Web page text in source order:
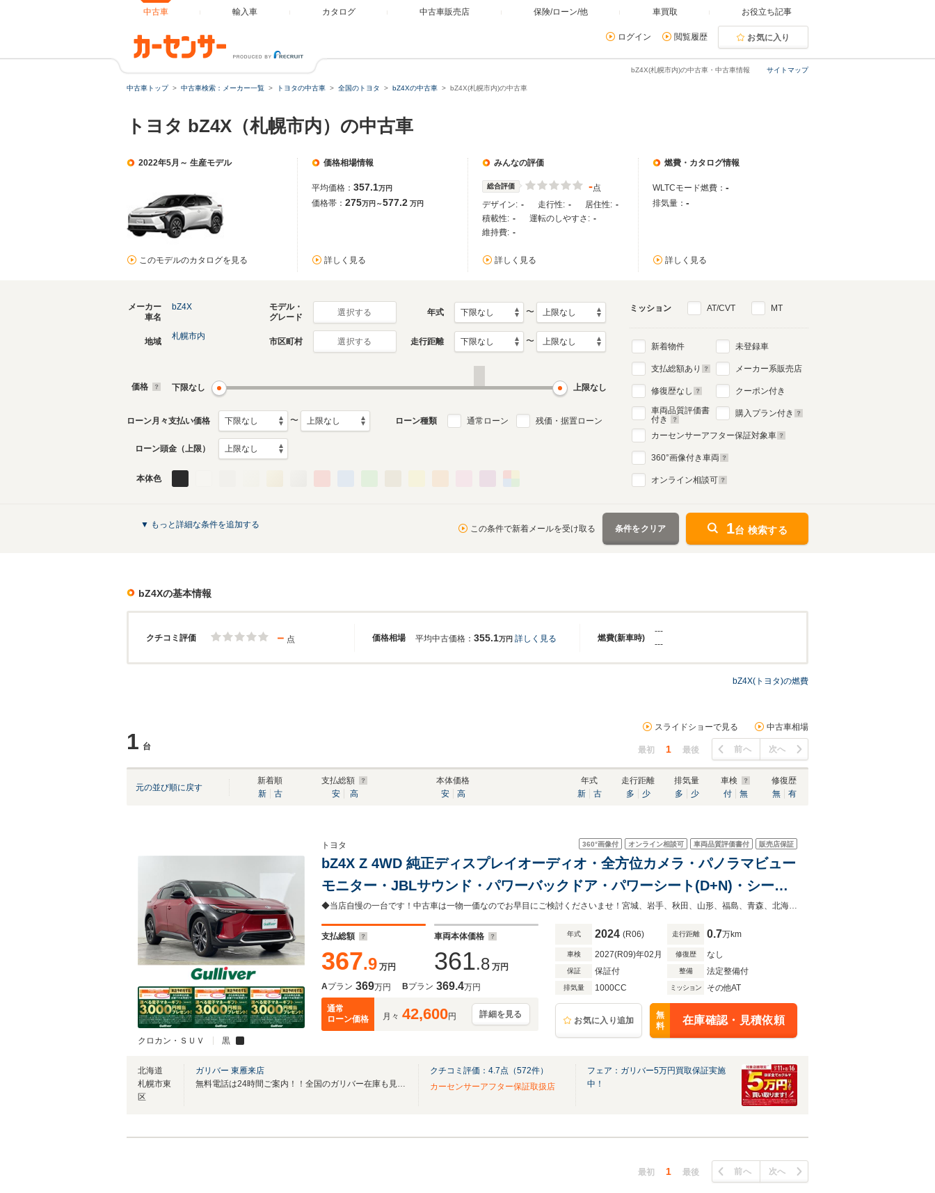
中古車 輸入車 カタログ 中古車販売店 保険/ローン/他 車買取 お役立ち記事
ログイン 閲覧履歴 お気に入り
サイトマップ
bZ4X(札幌市内)の中古車・中古車情報
中古車トップ 中古車検索：メーカー一覧 トヨタの中古車 全国のトヨタ bZ4Xの中古車 bZ4X(札幌市内)の中古車
トヨタ bZ4X（札幌市内）の中古車
2022年5月～ 生産モデル
このモデルのカタログを見る
価格相場情報
平均価格： 357.1万円
価格帯： 275万円～577.2 万円
詳しく見る
みんなの評価
総合評価 -点
デザイン: - 走行性: - 居住性: -
積載性: - 運転のしやすさ: -
維持費: -
詳しく見る
燃費・カタログ情報
WLTCモード燃費： -
排気量： -
詳しく見る
メーカー
車名
bZ4X
モデル・
グレード
選択する 年式 〜
地域
札幌市内
市区町村 選択する 走行距離 〜
価格 下限なし 上限なし
ローン月々支払い価格 〜 ローン種類 通常ローン 残価・据置ローン
ローン頭金（上限）
本体色
ミッション AT/CVT MT
新着物件
支払総額あり
修復歴なし
車両品質評価書
付き
未登録車
メーカー系販売店
クーポン付き
購入プラン付き
カーセンサーアフター保証対象車
360°画像付き車両
オンライン相談可
▼ もっと詳細な条件を追加する この条件で新着メールを受け取る 条件をクリア 1台 検索する
bZ4Xの基本情報
クチコミ評価 価格相場 燃費(新車時)
－ 点 平均中古価格： 355.1万円 詳しく見る
---
---
bZ4X(トヨタ)の燃費
1 台
スライドショーで見る 中古車相場
最初 1 最後 前へ 次へ
元の並び順に戻す
新着順
新
古
支払総額
安
高
本体価格
安
高
年式
新
古
走行距離
多
少
排気量
多
少
車検
付
無
修復歴
無
有
クロカン・ＳＵＶ 黒
360°画像付 オンライン相談可 車両品質評価書付 販売店保証
トヨタ
bZ4X Z 4WD 純正ディスプレイオーディオ・全方位カメラ・パノラマビュー
モニター・JBLサウンド・パワーバックドア・パワーシート(D+N)・シート
ヒーター(全席)・シートベンチレーション(D+N)・ステアリングヒーター
◆当店自慢の一台です！中古車は一物一価なのでお早目にご検討くださいませ！宮城、岩手、秋田、山形、福島、青森、北海道、東京、神奈川、埼玉、千葉で中古車をお探しならガリバーへ！
支払総額
367.9 万円
車両本体価格
361.8 万円
Aプラン 369万円 Bプラン 369.4万円
通常
ローン価格
月々 42,600円 詳細を見る
年式 2024 (R06) 走行距離 0.7万km
車検 2027(R09)年02月 修復歴 なし
保証 保証付 整備 法定整備付
排気量 1000CC ミッション その他AT
お気に入り追加
無
料
在庫確認・見積依頼
北海道
札幌市東
区
ガリバー 東雁来店
無料電話は24時間ご案内！！全国のガリバー在庫も見たい方は一括照会が可能です！
クチコミ評価： 4.7点（572件）
カーセンサーアフター保証取扱店
フェア：ガリバー5万円買取保証実施
中！
最初 1 最後 前へ 次へ